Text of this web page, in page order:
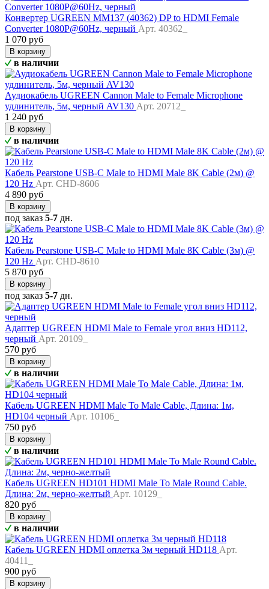
Конвертер UGREEN MM137 (40362) DP to HDMI Female
Converter 1080P@60Hz, черный Арт. 40362_
1 070 руб
В корзину
в наличии
Аудиокабель UGREEN Cannon Male to Female Microphone
удлинитель, 5м, черный AV130 Арт. 20712_
1 240 руб
В корзину
в наличии
Кабель Pearstone USB-C Male to HDMI Male 8K Cable (2м) @
120 Hz Арт. CHD-8606
4 890 руб
В корзину
под заказ 5-7 дн.
Кабель Pearstone USB-C Male to HDMI Male 8K Cable (3м) @
120 Hz Арт. CHD-8610
5 870 руб
В корзину
под заказ 5-7 дн.
Адаптер UGREEN HDMI Male to Female угол вниз HD112,
черный Арт. 20109_
570 руб
В корзину
в наличии
Кабель UGREEN HDMI Male To Male Cable, Длина: 1м,
HD104 черный Арт. 10106_
750 руб
В корзину
в наличии
Кабель UGREEN HD101 HDMI Male To Male Round Cable.
Длина: 2м, черно-желтый Арт. 10129_
820 руб
В корзину
в наличии
Кабель UGREEN HDMI оплетка 3м черный HD118 Арт.
40411_
900 руб
В корзину